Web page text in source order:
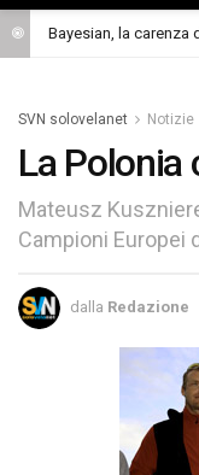
SVN solovelanet Notizie
La Polonia
Mateusz
Campioni Europei
dalla Redazione